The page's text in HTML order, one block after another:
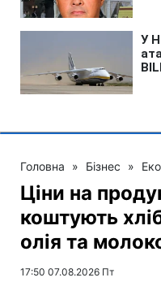
Головна » Бізнес »
Ціни на
коштують
олія та
17:50 07.08.2026 Пт